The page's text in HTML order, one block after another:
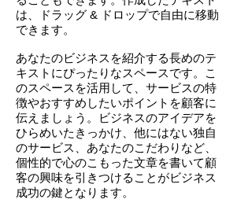
は、ドラッグ & ドロップで自由に移動
できます。
あなたのビジネスを紹介する長めのテ
キストにぴったりなスペースです。こ
のスペースを活用して、サービスの特
徴やおすすめしたいポイントを顧客に
伝えましょう。ビジネスのアイデアを
ひらめいたきっかけ、他にはない独自
のサービス、あなたのこだわりなど、
個性的で心のこもった文章を書いて顧
客の興味を引きつけることがビジネス
成功の鍵となります。